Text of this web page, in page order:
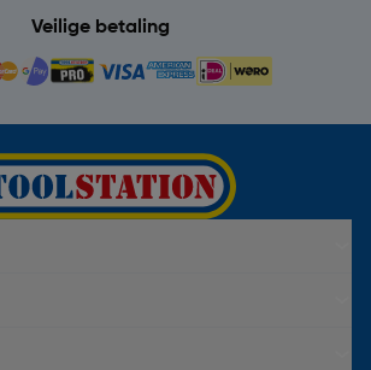
Veilige betaling